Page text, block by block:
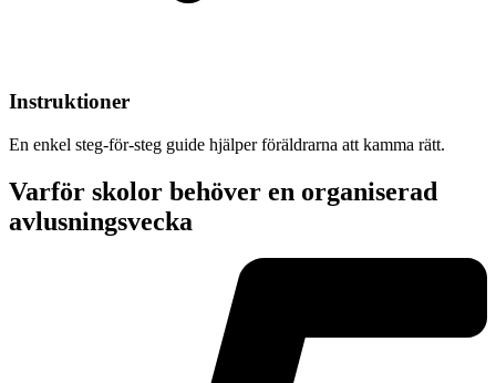
Instruktioner
En enkel steg-för-steg guide hjälper föräldrarna att kamma rätt.
Varför skolor behöver en organiserad
avlusningsvecka